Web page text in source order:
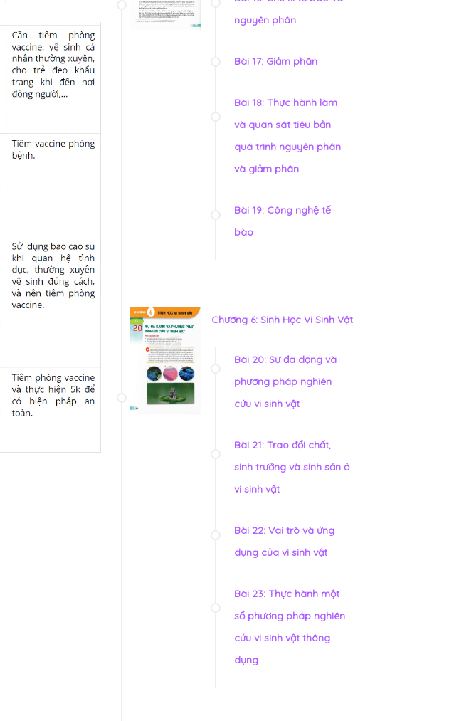
nguyên phân
Bài 17: Giảm phân
Bài 18: Thực hành làm
và quan sát tiêu bản
quá trình nguyên phân
và giảm phân
Bài 19: Công nghệ tế
bào
Chương 6: Sinh Học Vi Sinh Vật
Bài 20: Sự đa dạng và
phương pháp nghiên
cứu vi sinh vật
Bài 21: Trao đổi chất,
sinh trưởng và sinh sản ở
vi sinh vật
Bài 22: Vai trò và ứng
dụng của vi sinh vật
Bài 23: Thực hành một
số phương pháp nghiên
cứu vi sinh vật thông
dụng